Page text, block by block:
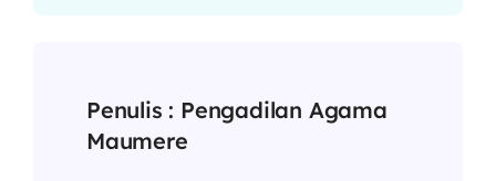
Penulis : Pengadilan Agama
Maumere